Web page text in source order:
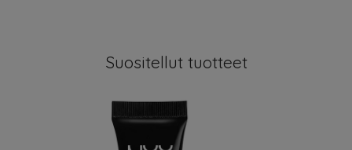
Suositellut tuotteet